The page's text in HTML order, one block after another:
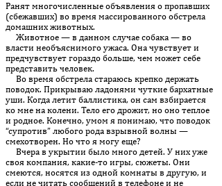
Ранят многочисленные объявления о пропавших
(сбежавших) во время массированного обстрела
домашних животных.
Животное — в данном случае собака — во
власти необъяснимого ужаса. Она чувствует и
предчувствует гораздо больше, чем может себе
представить человек.
Во время обстрела стараюсь крепко держать
поводок. При­кры­ваю ладонями чуткие бархатные
уши. Когда летит баллистика, он сам взбирается
ко мне на колени. Тело его дрожит, но оно теплое
и род­ное. Конечно, умом я понимаю, что поводок
“супротив” любого рода взрывной волны —
смехотворен. Но что я могу еще?
Вчера в укрытии было много детей. У них уже
своя компания, ка­кие-то игры, сюжеты. Они
смеются, носятся из одной комнаты в другую, и
если не читать сообщений в телефоне и не